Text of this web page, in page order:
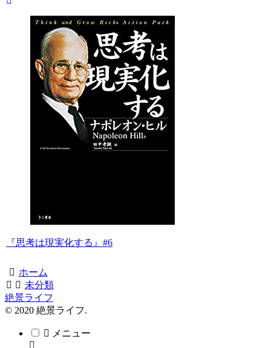
『思考は現実化する』#6
ホーム
未分類
絶景ライフ
© 2020 絶景ライフ.
メニュー